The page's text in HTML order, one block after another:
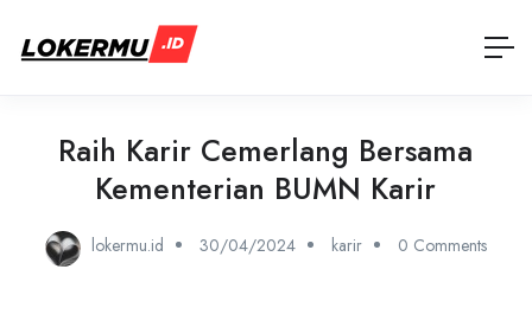
Raih Karir Cemerlang Bersama
Kementerian BUMN Karir
lokermu.id 30/04/2024 karir 0 Comments